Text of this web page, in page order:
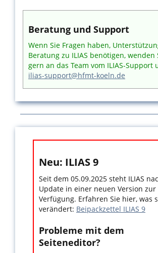
Beratung und Support
Wenn Sie Fragen haben,
Beratung zu ILIAS benötigen, wenden
gern an das Team vom ILIAS-Support
ilias-support@hfmt-koeln.de
Neu: ILIAS 9
Seit dem 05.09.2025 steht ILIAS
Update in einer neuen Version zur
Verfügung. Erfahren Sie hier, was
verändert: Beipackzettel ILIAS 9
Probleme mit dem
Seiteneditor?